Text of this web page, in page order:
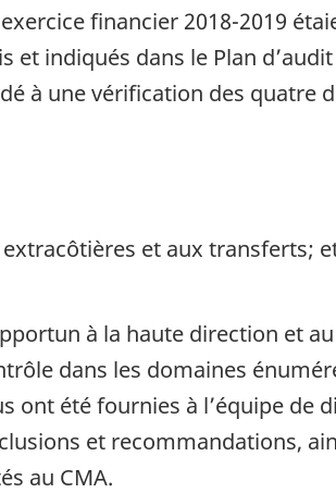
financier 2018-2019
indiqués dans le Plan
à une vérification des quatre
extracôtières et aux transferts;
à la haute direction et
dans les domaines
ont été fournies à l’équipe de
et recommandations,
au CMA.